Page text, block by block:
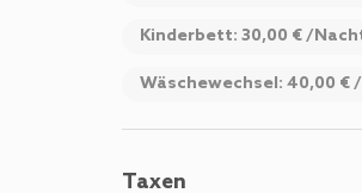
Kinderbett: 30,00 € /
Wäschewechsel: 40,00 €
Taxen